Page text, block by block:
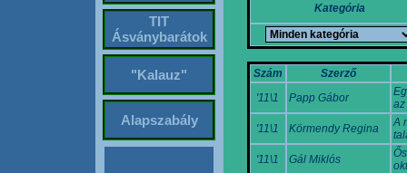
TIT
Ásványbarátok
"Kalauz"
Alapszabály
Kategória
Szám
Szerző
'11\1
Papp Gábor
az
'11\1
Körmendy Regina
A
'11\1
Gál Miklós